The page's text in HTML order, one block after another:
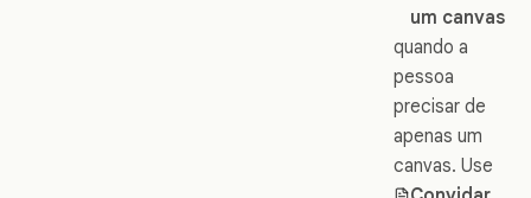
um canvas
quando a
pessoa
precisar de
apenas um
canvas. Use